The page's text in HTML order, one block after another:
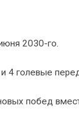
2030-го.
4 голевые
побед